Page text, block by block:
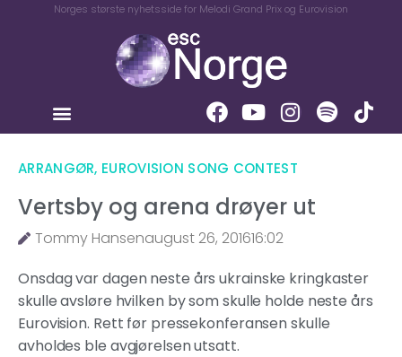
Norges største nyhetsside for Melodi Grand Prix og Eurovision
ARRANGØR, EUROVISION SONG CONTEST
Vertsby og arena drøyer ut
Tommy Hansenaugust 26, 201616:02
Onsdag var dagen neste års ukrainske kringkaster
skulle avsløre hvilken by som skulle holde neste års
Eurovision. Rett før pressekonferansen skulle
avholdes ble avgjørelsen utsatt.